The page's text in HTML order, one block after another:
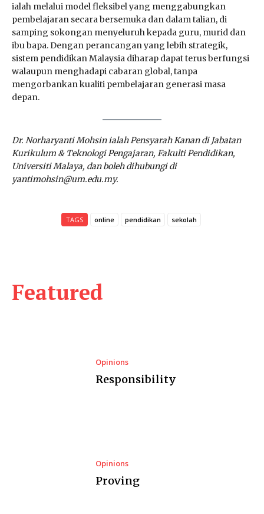
Featured
Opinions
Responsibility
Opinions
Proving
ialah melalui model fleksibel yang menggabungkan
pembelajaran secara bersemuka dan dalam talian, di
samping sokongan menyeluruh kepada guru, murid dan
ibu bapa. Dengan perancangan yang lebih strategik,
sistem pendidikan Malaysia diharap dapat terus berfungsi
walaupun menghadapi cabaran global, tanpa
mengorbankan kualiti pembelajaran generasi masa
depan.
Dr. Norharyanti Mohsin ialah Pensyarah Kanan di Jabatan
Kurikulum & Teknologi Pengajaran, Fakulti Pendidikan,
Universiti Malaya, dan boleh dihubungi di
yantimohsin@um.edu.my.
TAGS online pendidikan sekolah